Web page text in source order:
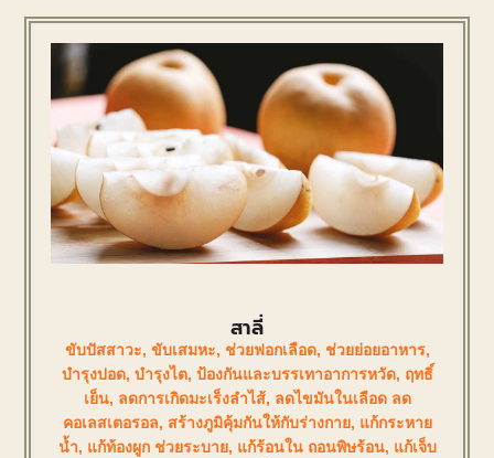
สาลี่
ขับปัสสาวะ, ขับเสมหะ, ช่วยฟอกเลือด, ช่วยย่อยอาหาร,
บำรุงปอด, บำรุงไต, ป้องกันและบรรเทาอาการหวัด, ฤทธิ์
เย็น, ลดการเกิดมะเร็งลำไส้, ลดไขมันในเลือด ลด
คอเลสเตอรอล, สร้างภูมิคุ้มกันให้กับร่างกาย, แก้กระหาย
น้ำ, แก้ท้องผูก ช่วยระบาย, แก้ร้อนใน ถอนพิษร้อน, แก้เจ็บ